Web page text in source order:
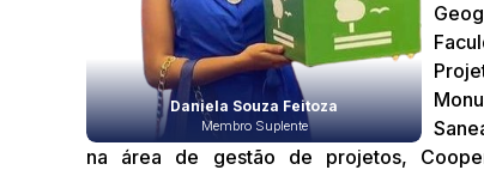
Daniela Souza Feitoza
Membro Suplente
na área de gestão de projetos,